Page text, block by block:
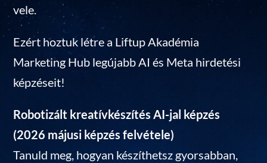
vele.
Ezért hoztuk létre a Liftup Akadémia
Marketing Hub legújabb AI és Meta hirdetési
képzéseit!
Robotizált kreatívkészítés AI-jal képzés
(2026 májusi képzés felvétele)
Tanuld meg, hogyan készíthetsz gyorsabban,